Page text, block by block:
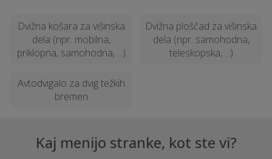
Dvižna košara za višinska
dela (npr. mobilna,
priklopna, samohodna, ...)
Dvižna ploščad za višinska
dela (npr. samohodna,
teleskopska, ...)
Avtodvigalo za dvig težkih
bremen
Kaj menijo stranke, kot ste vi?